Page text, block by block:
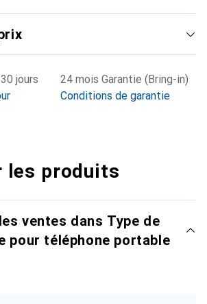
jours
24 mois Garantie (Bring-in)
Conditions de garantie
les produits
ventes dans Type de
pour téléphone portable